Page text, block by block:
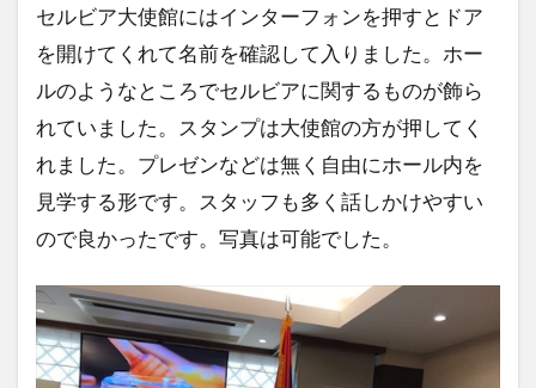
セルビア大使館にはインターフォンを押すとドア
を開けてくれて名前を確認して入りました。ホー
ルのようなところでセルビアに関するものが飾ら
れていました。スタンプは大使館の方が押してく
れました。プレゼンなどは無く自由にホール内を
見学する形です。スタッフも多く話しかけやすい
ので良かったです。写真は可能でした。